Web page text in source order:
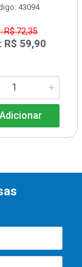
43094
R$ 72,35
R$ 59,90